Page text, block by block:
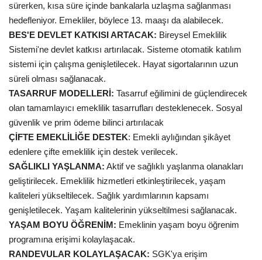
İletişim
Kültür Sanat
sürerken, kısa süre içinde bankalarla uzlaşma sağlanması
hedefleniyor. Emekliler, böylece 13. maaşı da alabilecek.
BES'E DEVLET KATKISI ARTACAK: Bireysel Emeklilik
Sistemi'ne devlet katkısı artırılacak. Sisteme otomatik katılım
sistemi için çalışma genişletilecek. Hayat sigortalarının uzun
süreli olması sağlanacak.
TASARRUF MODELLERİ: Tasarruf eğilimini de güçlendirecek
olan tamamlayıcı emeklilik tasarrufları desteklenecek. Sosyal
güvenlik ve prim ödeme bilinci artırılacak
ÇİFTE EMEKLİLİĞE DESTEK: Emekli aylığından şikâyet
edenlere çifte emeklilik için destek verilecek.
SAĞLIKLI YAŞLANMA: Aktif ve sağlıklı yaşlanma olanakları
geliştirilecek. Emeklilik hizmetleri etkinleştirilecek, yaşam
kaliteleri yükseltilecek. Sağlık yardımlarının kapsamı
genişletilecek. Yaşam kalitelerinin yükseltilmesi sağlanacak.
YAŞAM BOYU ÖĞRENİM: Emeklinin yaşam boyu öğrenim
programına erişimi kolaylaşacak.
RANDEVULAR KOLAYLAŞACAK: SGK'ya erişim